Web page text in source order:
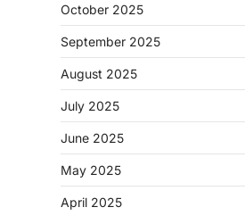
October 2025
September 2025
August 2025
July 2025
June 2025
May 2025
April 2025
रायपुर। राष्ट्रीय कृमि
CHHATTISGARH